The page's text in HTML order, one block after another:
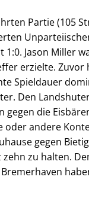
Partie (105
1:0. Jason Miller
erzielte. Zuvor
Spieldauer
Den
gegen die
oder andere
gegen
zu halten.